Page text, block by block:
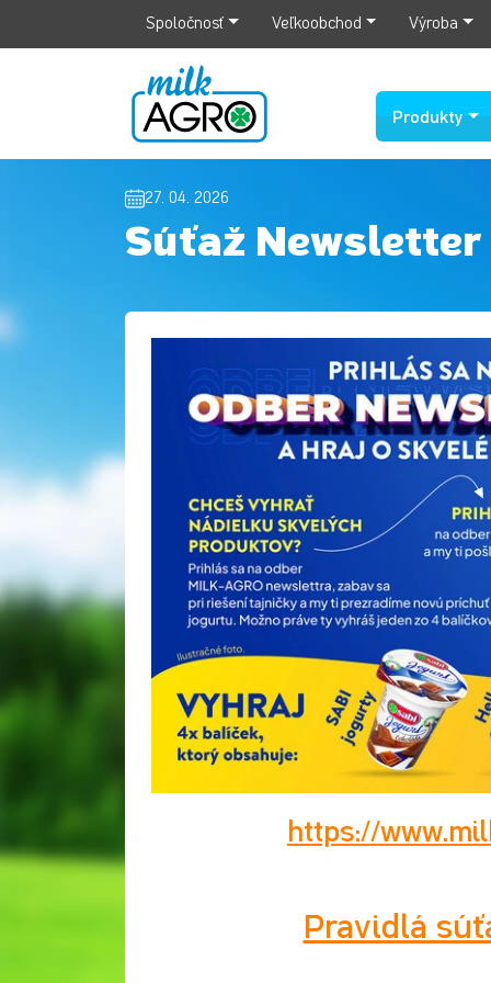
Spoločnosť Veľkoobchod Výroba
Produkty
27. 04. 2026
Súťaž Newsletter
https://
Pravidlá